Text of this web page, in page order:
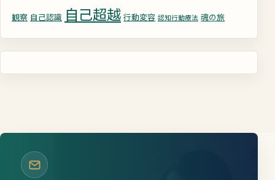
観察 自己認識 自己超越 行動変容 認知行動療法 魂の旅